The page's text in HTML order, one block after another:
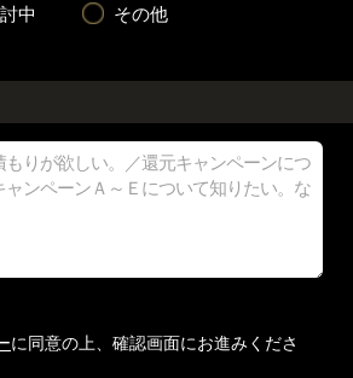
中 その他
に同意の上、確認画面にお進みくださ